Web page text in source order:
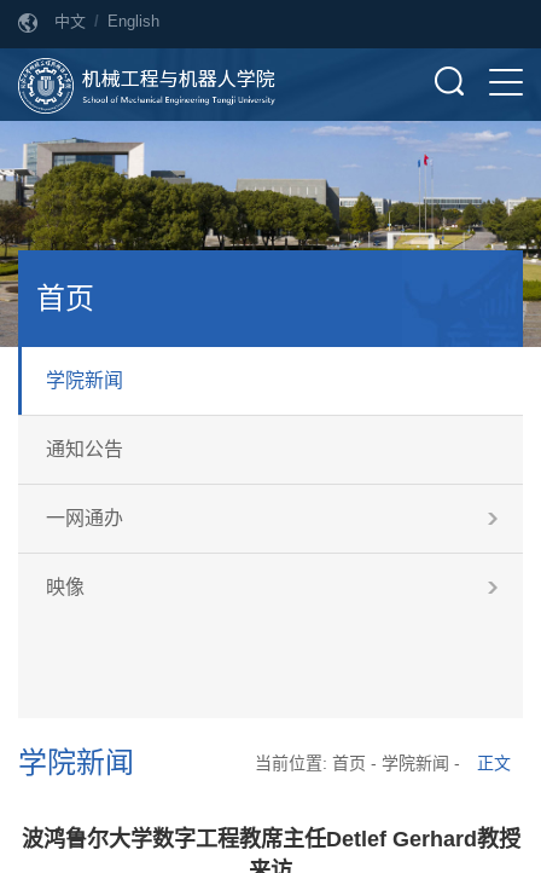
中文 / English
首页
学院新闻
通知公告
一网通办
映像
学院新闻 当前位置: 首页 - 学院新闻 - 正文
波鸿鲁尔大学数字工程教席主任Detlef Gerhard教授